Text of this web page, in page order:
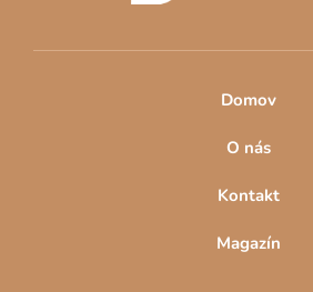
Domov
O nás
Kontakt
Magazín